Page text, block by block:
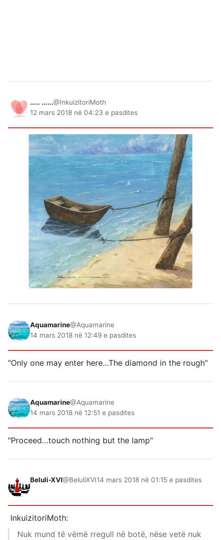
..... ......@InkuizitoriMoth
12 mars 2018 në 04:23 e pasdites
Aquamarine@Aquamarine
14 mars 2018 në 12:49 e pasdites
"Only one may enter here…The diamond in the rough"
Aquamarine@Aquamarine
14 mars 2018 në 12:51 e pasdites
"Proceed…touch nothing but the lamp"
Beluli-XVI@BeluliXVI14 mars 2018 në 01:15 e pasdites
InkuizitoriMoth:
Nuk mund të vëmë rregull në botë, nëse vetë nuk